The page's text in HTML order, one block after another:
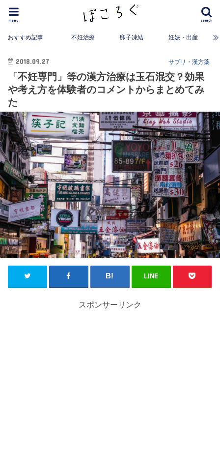
search
menu
おすすめ記事 不妊治療 卵子凍結 妊娠・出産
サプリ・漢方薬
2018.09.27
「不妊専門」等の漢方治療は玉石混交？効果
や考え方を体験者のコメントからまとめてみ
た
LINE
スポンサーリンク